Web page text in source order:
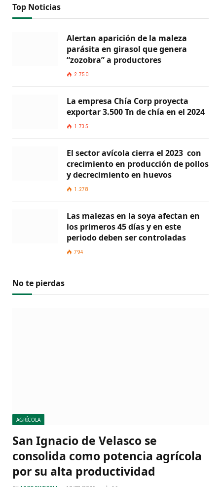
Top Noticias
Alertan aparición de la maleza
parásita en girasol que genera
“zozobra” a productores
2.750
La empresa Chía Corp proyecta
exportar 3.500 Tn de chía en el 2024
1.735
El sector avícola cierra el 2023 con
crecimiento en producción de pollos
y decrecimiento en huevos
1.278
Las malezas en la soya afectan en
los primeros 45 días y en este
periodo deben ser controladas
794
No te pierdas
AGRÍCOLA
San Ignacio de Velasco se
consolida como potencia agrícola
por su alta productividad